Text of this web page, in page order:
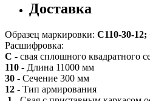
Доставка
Образец маркировки: С110-30-12;
Расшифровка:
С - свая сплошного квадратного
110 - Длина 11000 мм
30 - Сечение 300 мм
12 - Тип армирования